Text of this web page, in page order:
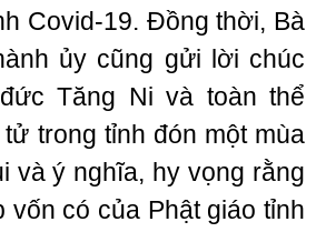
Covid-19. Đồng thời, Bà
ủy cũng gửi lời chúc
Tăng Ni và toàn thể
trong tỉnh đón một mùa
và ý nghĩa, hy vọng rằng
có của Phật giáo tỉnh